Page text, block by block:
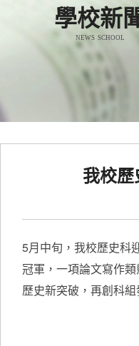
學校新
NEWS SCHOOL
我校
5月中旬，我校歷史科
冠軍，一項論文寫作
歷史新突破，再創科